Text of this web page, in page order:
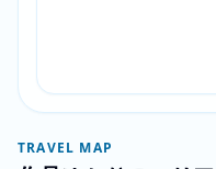
TRAVEL MAP